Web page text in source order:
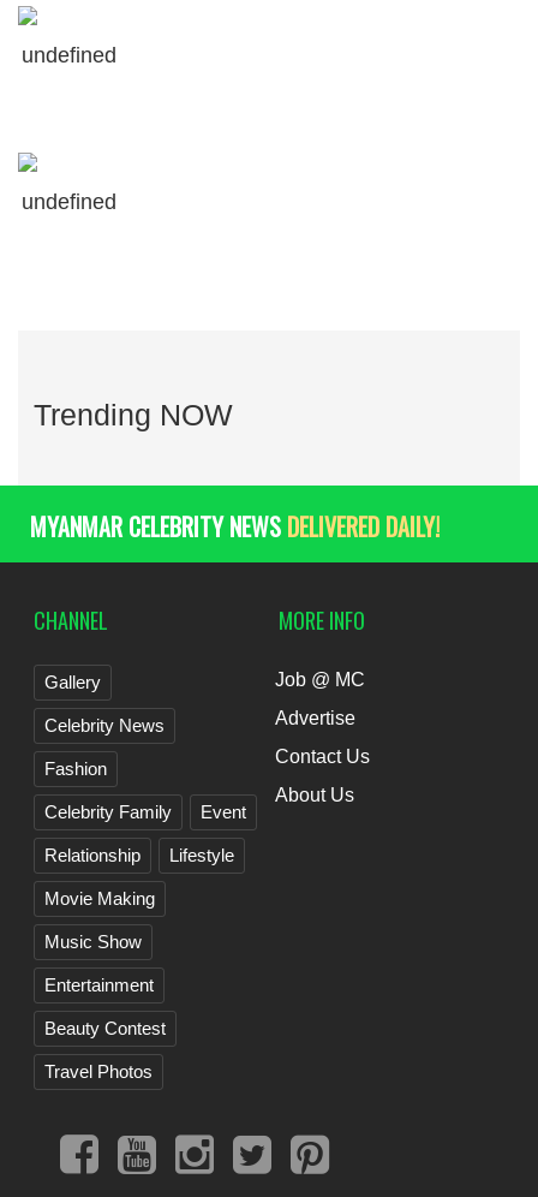
undefined
undefined
Trending NOW
MYANMAR CELEBRITY NEWS DELIVERED DAILY!
CHANNEL
Gallery
Celebrity News
Fashion
Celebrity Family Event
Relationship Lifestyle
Movie Making
Music Show
Entertainment
Beauty Contest
Travel Photos
MORE INFO
Job @ MC
Advertise
Contact Us
About Us